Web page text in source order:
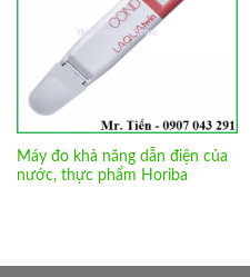
Máy đo khả năng dẫn điện của
nước, thực phẩm Horiba